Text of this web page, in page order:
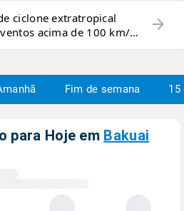
ciclone extratropical
acima de 100 km/h
arrow_forward
Fim de semana 15
para Hoje em Bakuai